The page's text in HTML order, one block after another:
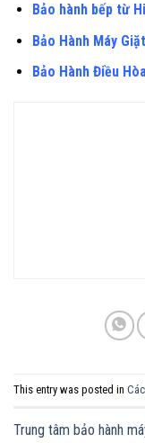
Bảo hành bếp từ
Bảo Hành Máy
Bảo Hành Điều
This entry was posted in
Trung tâm bảo hành